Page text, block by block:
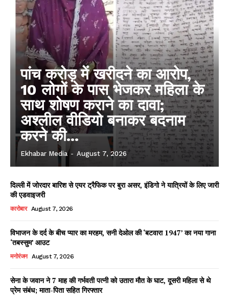
पांच करोड़ में खरीदने का आरोप,
10 लोगों के पास भेजकर महिला के
साथ शोषण कराने का दावा;
अश्लील वीडियो बनाकर बदनाम
करने की...
Ekhabar Media - August 7, 2026
दिल्ली में जोरदार बारिश से एयर ट्रैफिक पर बुरा असर, इंडिगो ने यात्रियों के लिए जारी
की एडवाइजरी
कारोबार August 7, 2026
विभाजन के दर्द के बीच प्यार का मरहम, सनी देओल की ‘बटवारा 1947’ का नया गाना
‘तबस्सुम’ आउट
मनोरंजन August 7, 2026
सेना के जवान ने 7 माह की गर्भवती पत्नी को उतारा मौत के घाट, दूसरी महिला से थे
प्रेम संबंध; माता-पिता सहित गिरफ्तार